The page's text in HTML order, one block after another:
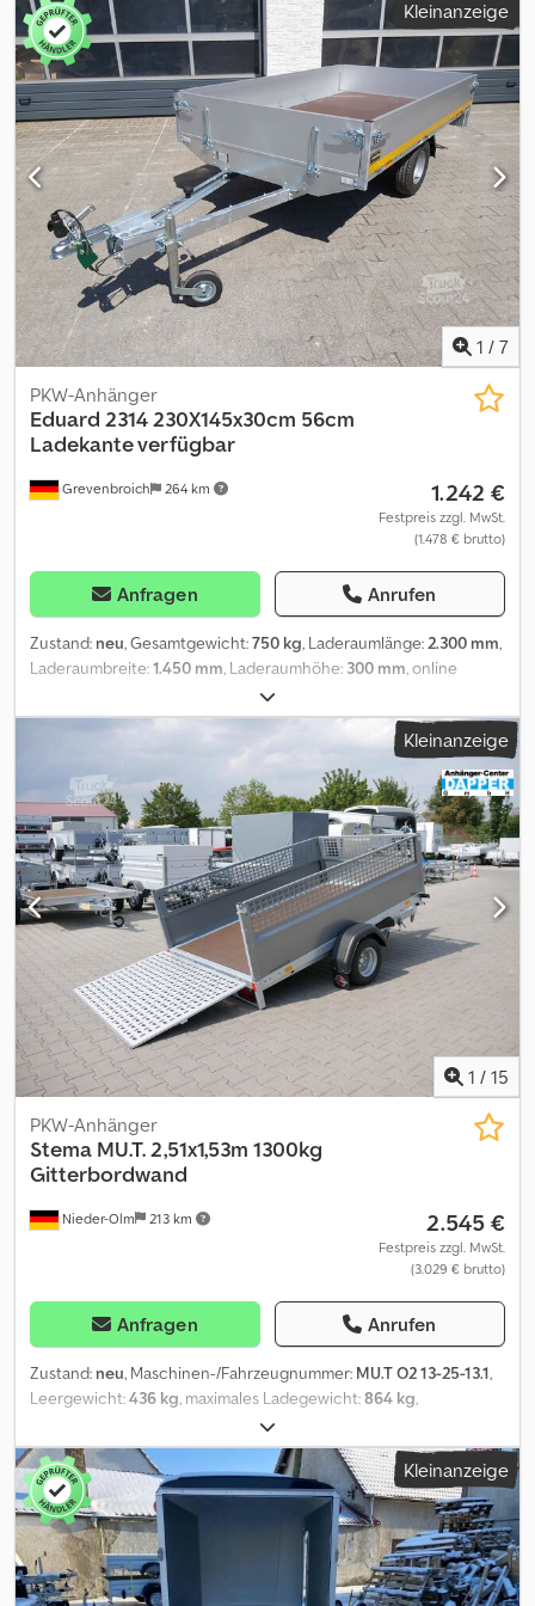
Holzfussboden Mit gültiger CSC- Plakette Dcsdpstp Tbnofx Agtsk
Technische Daten: Außenmaße (LxBxH): 12.192 x 2.438 x 2.896 mm
Innenmaße (LxBxH): 12.032 x 2.352 x 2.698 mm Türabmessung 2343
x 2585 mm Volumen: 76,2m³ Containeraufbau:
Stahlrahmenkonstruktion als tragendes Element bestehend aus
4x Eckpfosten, Stärke 6mm und Dach- / Bodenträger 3 bis 4 mm
stark Wände aus gesicktem Stahlblech 2mm Stark
Doppelflügeltür mit umlaufender Gummidichtung 4x verzinkte
Türriegel 4x Belüftungsöffnungen an den Seitenwänden unter
dem Dachrahmen Gabelstaplertaschen in Bodenlängsträger 4
mm stark Fußboden aus beschichtete Holzplatten 28 mm stark
wasserbeständig gebaut nach ISO Norm Gerne liefern wir auch
gegen Aufpreis. Besichtigungen sind nach Absprache jederzeit
auf unserem Betriebsgelände in 48465 Schüttorf möglich.
Kleinanzeige
1 / 7
Grevenbroich 264 km
PKW-Anhänger
Eduard 2314 230X145x30cm 56cm
Ladekante verfügbar
1.242 €
Festpreis zzgl. MwSt.
(1.478 € brutto)
Anfragen Anrufen
Zustand: neu, Gesamtgewicht:750 kg, Laderaumlänge:2.300 mm,
Laderaumbreite:1.450 mm, Laderaumhöhe: 300 mm, online
kaufen auf trailer-shop de Bei ANHÄNGERWIRTZ viele Modelle
online verfügbar Bequem und rund um die Uhr Online 24/7
kaufen Selbst abholen oder liefern lassen. Der online
Abholmarkt für Ihren neuen Anhänger bietet starke
Markenfabrikate! über 850 Neuanhänger auf Lager über 130
gebrauchte Anhänger ständig im Angebot. unverbindliches
Beispiel: Neu HOCHLADER LIGHT 2314 230X145X30CM LFH: 56CM
10" (XS) 750KG UNGEBREMST AKTION ONLINE Hochlader XS light
230x145x30cm 750kg ungebremst, Einachs Hochlader niedrig V
Fahrgestell, Bereifung R10, Pritsche mit Alubordwänden 30cm
ringsum abklappbar - abnehmbar mit Spannverschlüssen,
Reflektorstreifen mit Logo, Zurrbügel im Chassisrand.... nur online
erhältlich ! Dsdpslnf Sysfx Agtock Verkauf telefonische
Bestellannahme zu folgenden Zeiten: MO. - FR. 08.00 - 12.30 UHR
& 14.00 - 18.00 UHR oder rund um die Uhr über trailer-shop
2314-1-PB30-075-56-2 01.26
Kleinanzeige
1 / 15
Nieder-Olm 213 km
PKW-Anhänger
Stema MU.T. 2,51x1,53m 1300kg
Gitterbordwand
2.545 €
Festpreis zzgl. MwSt.
(3.029 € brutto)
Anfragen Anrufen
Zustand: neu, Maschinen-/Fahrzeugnummer: MU.T O2 13-25-13.1,
Leergewicht:436 kg , maximales Ladegewicht:864 kg
, Achsen-Konfiguration:
Laderaumlänge:2.510 mm, Laderaumbreite:1.530 mm,
Laderaumhöhe:660 mm, Auffahrklappe - abnehmbare
Auffahrrampe stabil und doppelwandig, 900 kg Belastung -
Auffahrwinkel 11° – bei vollständig ausgefahrener Kurbelstüze -
Kippwinkel stufenlos einstellbar durch Qualitäts-
Teleskopkurbelstütze Bordwand, Reling und Co. -
Gitterbordwand aus verzinktem Stahlblech 65,5 cm hoch,
Kleinanzeige